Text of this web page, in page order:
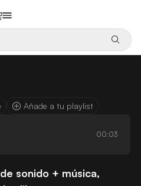
Añade a tu playlist
00:03
sonido + música,